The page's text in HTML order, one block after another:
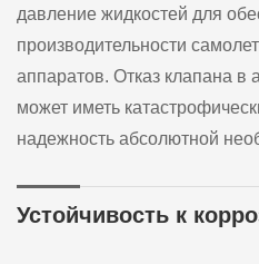
давление жидкостей для
производительности
аппаратов. Отказ клапана в
может иметь
надежность абсолютной
Устойчивость к